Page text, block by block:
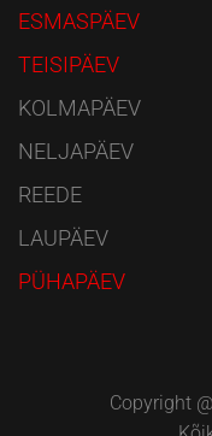
ESMASPÄEV
TEISIPÄEV
KOLMAPÄEV
NELJAPÄEV
REEDE
LAUPÄEV
PÜHAPÄEV
Copyright